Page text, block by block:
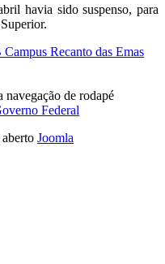
havia sido suspenso, para
Recanto das Emas
navegação de rodapé
Joomla